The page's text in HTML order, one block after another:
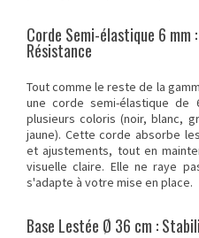
Corde Semi-élastique 6 mm
Résistance
Tout comme le reste de la
une corde semi-élastique de
plusieurs coloris (noir, blanc,
jaune). Cette corde absorbe
et ajustements, tout en
visuelle claire. Elle ne raye
s'adapte à votre mise en place.
Base Lestée Ø 36 cm :